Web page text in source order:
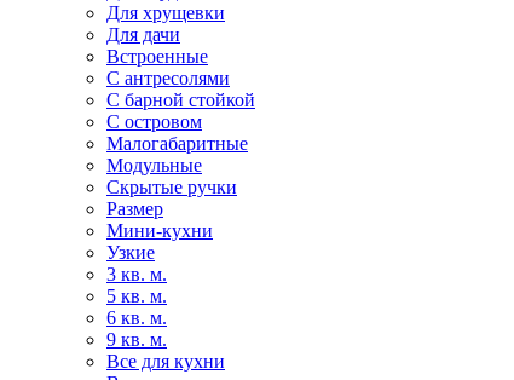
Для хрущевки
Для дачи
Встроенные
С антресолями
С барной стойкой
С островом
Малогабаритные
Модульные
Скрытые ручки
Размер
Мини-кухни
Узкие
3 кв. м.
5 кв. м.
6 кв. м.
9 кв. м.
Все для кухни